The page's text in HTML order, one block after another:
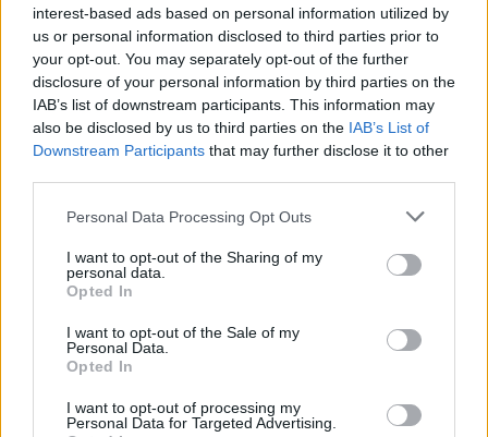
interest-based ads based on personal information utilized by
us or personal information disclosed to third parties prior to
your opt-out. You may separately opt-out of the further
disclosure of your personal information by third parties on the
IAB’s list of downstream participants. This information may
also be disclosed by us to third parties on the IAB’s List of
Downstream Participants that may further disclose it to other
Personal Data Processing Opt Outs
I want to opt-out of the Sharing of my
personal data.
Opted In
I want to opt-out of the Sale of my
Personal Data.
Opted In
I want to opt-out of processing my
Personal Data for Targeted Advertising.
Pasaulis
Savaeigiai taksi gavo
teisę veikti Londone
Pasaulis
JK nuteistas vyras, trejus
metus šaldiklyje laikęs...